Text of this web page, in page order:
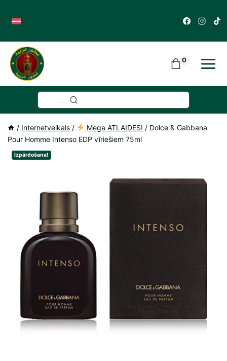
content
0
/ Internetveikals / Mega ATLAIDES! / Dolce & Gabbana
Pour Homme Intenso EDP vīriešiem 75ml
Izpārdošana!